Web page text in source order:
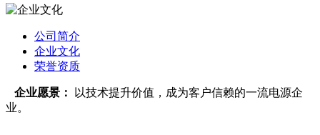
公司简介
企业文化
荣誉资质
企业愿景：
以技术提升价值，成为客户信赖的一流电源企
业。